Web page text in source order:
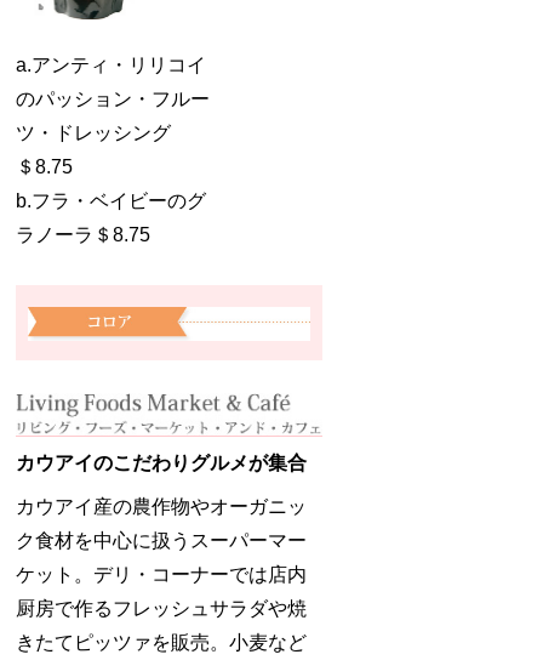
a.アンティ・リリコイ
のパッション・フルー
ツ・ドレッシング
＄8.75
b.フラ・ベイビーのグ
ラノーラ＄8.75
カウアイのこだわりグルメが集合
カウアイ産の農作物やオーガニッ
ク食材を中心に扱うスーパーマー
ケット。デリ・コーナーでは店内
厨房で作るフレッシュサラダや焼
きたてピッツァを販売。小麦など